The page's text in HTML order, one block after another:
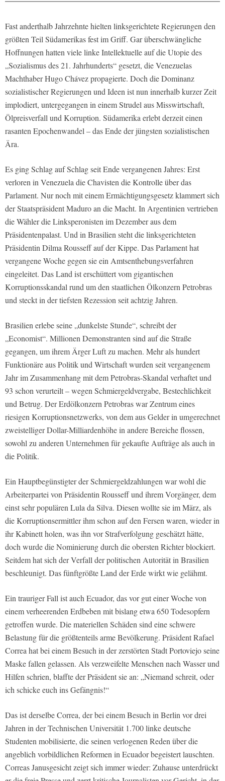
Fast anderthalb Jahrzehnte hielten linksgerichtete Regierungen den
größten Teil Südamerikas fest im Griff. Gar überschwängliche
Hoffnungen hatten viele linke Intellektuelle auf die Utopie des
„Sozialismus des 21. Jahrhunderts“ gesetzt, die Venezuelas
Machthaber Hugo Chávez propagierte. Doch die Dominanz
sozialistischer Regierungen und Ideen ist nun innerhalb kurzer Zeit
implodiert, untergegangen in einem Strudel aus Misswirtschaft,
Ölpreisverfall und Korruption. Südamerika erlebt derzeit einen
rasanten Epochenwandel – das Ende der jüngsten sozialistischen
Ära.
Es ging Schlag auf Schlag seit Ende vergangenen Jahres: Erst
verloren in Venezuela die Chavisten die Kontrolle über das
Parlament. Nur noch mit einem Ermächtigungsgesetz klammert sich
der Staatspräsident Maduro an die Macht. In Argentinien vertrieben
die Wähler die Linksperonisten im Dezember aus dem
Präsidentenpalast. Und in Brasilien steht die linksgerichteten
Präsidentin Dilma Rousseff auf der Kippe. Das Parlament hat
vergangene Woche gegen sie ein Amtsenthebungsverfahren
eingeleitet. Das Land ist erschüttert vom gigantischen
Korruptionsskandal rund um den staatlichen Ölkonzern Petrobras
und steckt in der tiefsten Rezession seit achtzig Jahren.
Brasilien erlebe seine „dunkelste Stunde“, schreibt der
„Economist“. Millionen Demonstranten sind auf die Straße
gegangen, um ihrem Ärger Luft zu machen. Mehr als hundert
Funktionäre aus Politik und Wirtschaft wurden seit vergangenem
Jahr im Zusammenhang mit dem Petrobras-Skandal verhaftet und
93 schon verurteilt – wegen Schmiergeldvergabe, Bestechlichkeit
und Betrug. Der Erdölkonzern Petrobras war Zentrum eines
riesigen Korruptionsnetzwerks, von dem aus Gelder in umgerechnet
zweistelliger Dollar-Milliardenhöhe in andere Bereiche flossen,
sowohl zu anderen Unternehmen für gekaufte Aufträge als auch in
die Politik.
Ein Hauptbegünstigter der Schmiergeldzahlungen war wohl die
Arbeiterpartei von Präsidentin Rousseff und ihrem Vorgänger, dem
einst sehr populären Lula da Silva. Diesen wollte sie im März, als
die Korruptionsermittler ihm schon auf den Fersen waren, wieder in
ihr Kabinett holen, was ihn vor Strafverfolgung geschätzt hätte,
doch wurde die Nominierung durch die obersten Richter blockiert.
Seitdem hat sich der Verfall der politischen Autorität in Brasilien
beschleunigt. Das fünftgrößte Land der Erde wirkt wie gelähmt.
Ein trauriger Fall ist auch Ecuador, das vor gut einer Woche von
einem verheerenden Erdbeben mit bislang etwa 650 Todesopfern
getroffen wurde. Die materiellen Schäden sind eine schwere
Belastung für die größtenteils arme Bevölkerung. Präsident Rafael
Correa hat bei einem Besuch in der zerstörten Stadt Portoviejo seine
Maske fallen gelassen. Als verzweifelte Menschen nach Wasser und
Hilfen schrien, blaffte der Präsident sie an: „Niemand schreit, oder
ich schicke euch ins Gefängnis!“
Das ist derselbe Correa, der bei einem Besuch in Berlin vor drei
Jahren in der Technischen Universität 1.700 linke deutsche
Studenten mobilisierte, die seinen verlogenen Reden über die
angeblich vorbildlichen Reformen in Ecuador begeistert lauschten.
Correas Janusgesicht zeigt sich immer wieder: Zuhause unterdrückt